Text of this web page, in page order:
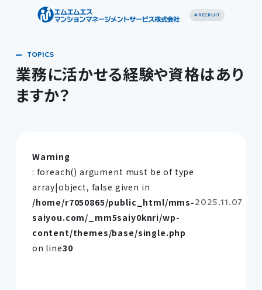
# RECRUIT
業務に活かせる経験や資格はあり
ますか？
Warning
: foreach() argument must be of type
array|object, false given in
/home/r7050865/public_html/mms-
saiyou.com/_mm5saiy0knri/wp-
content/themes/base/single.php
on line30
2025.11.07